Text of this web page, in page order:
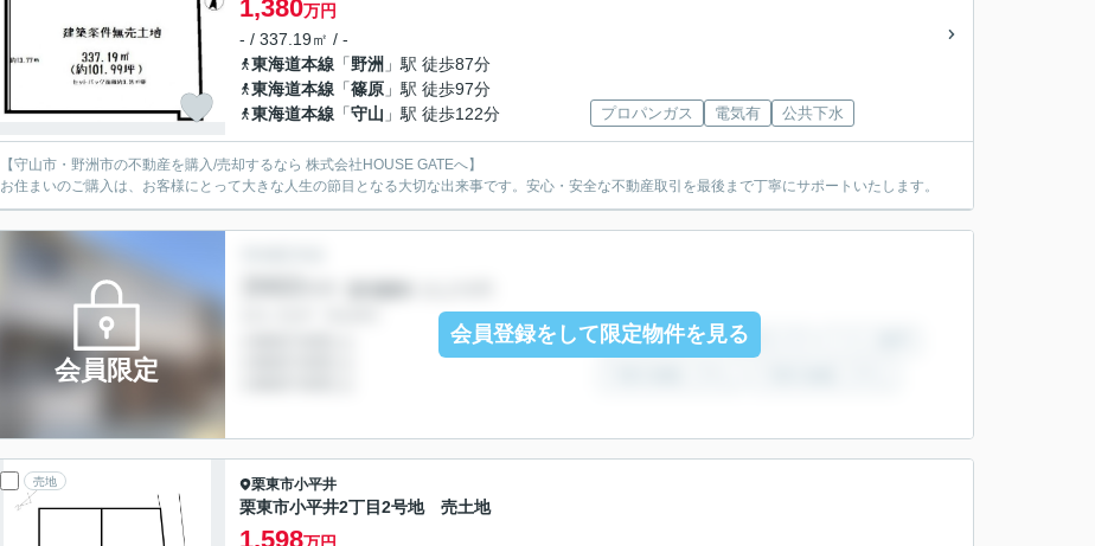
1,380万円
- / 337.19㎡ / -
東海道本線 「野洲 」駅 徒歩87分
東海道本線 「篠原 」駅 徒歩97分
東海道本線 「守山 」駅 徒歩122分 プロパンガス 電気有 公共下水
【守山市・野洲市の不動産を購入/売却するなら 株式会社HOUSE GATEへ】
お住まいのご購入は、お客様にとって大きな人生の節目となる大切な出来事です。安心・安全な不動産取引を最後まで丁寧にサポートいたします。
会員限定
会員登録をして限定物件を見る
売地 栗東市小平井
栗東市小平井2丁目2号地 売土地
1,598